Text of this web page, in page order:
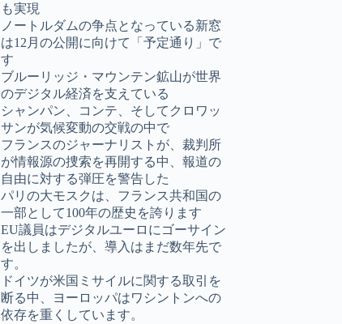
も実現
ノートルダムの争点となっている新窓
は12月の公開に向けて「予定通り」で
す
ブルーリッジ・マウンテン鉱山が世界
のデジタル経済を支えている
シャンパン、コンテ、そしてクロワッ
サンが気候変動の交戦の中で
フランスのジャーナリストが、裁判所
が情報源の捜索を再開する中、報道の
自由に対する弾圧を警告した
パリの大モスクは、フランス共和国の
一部として100年の歴史を誇ります
EU議員はデジタルユーロにゴーサイン
を出しましたが、導入はまだ数年先で
す。
ドイツが米国ミサイルに関する取引を
断る中、ヨーロッパはワシントンへの
依存を重くしています。